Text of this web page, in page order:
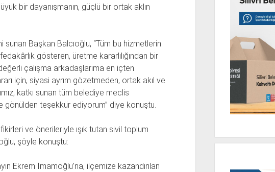
bir dayanışmanın, güçlü bir ortak aklın
Başkan Balcıoğlu, “Tüm bu hizmetlerin
gösteren, üretme kararlılığından bir
çalışma arkadaşlarıma en içten
için, siyasi ayrım gözetmeden, ortak akıl ve
katkı sunan tüm belediye meclis
gönülden teşekkür ediyorum” diye konuştu.
ve önerileriyle ışık tutan sivil toplum
şöyle konuştu:
Ekrem İmamoğlu’na, ilçemize kazandırılan